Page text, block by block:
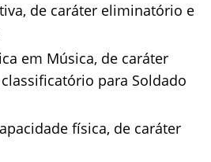
de caráter eliminatório e
em Música, de caráter
para Soldado
física, de caráter